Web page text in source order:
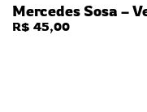
Mercedes Sosa –
R$ 45,00